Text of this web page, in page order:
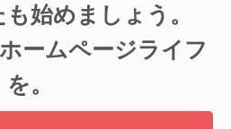
始めましょう。
ームページライフ
を。